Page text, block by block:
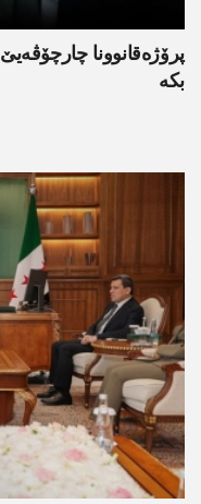
پرۆژەقانوونا
بکە